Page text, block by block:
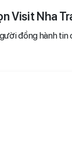
Visit Nha
đồng hành tin